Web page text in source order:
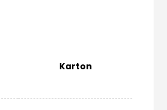
Karton